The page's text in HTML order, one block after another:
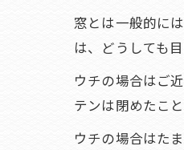
窓とは一般的に
は、どうしても
ウチの場合はご
テンは閉めたこ
ウチの場合はた